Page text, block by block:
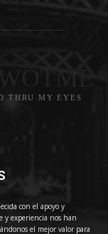
THRU MY EYES
con el apoyo y
y experiencia nos han
el mejor valor para